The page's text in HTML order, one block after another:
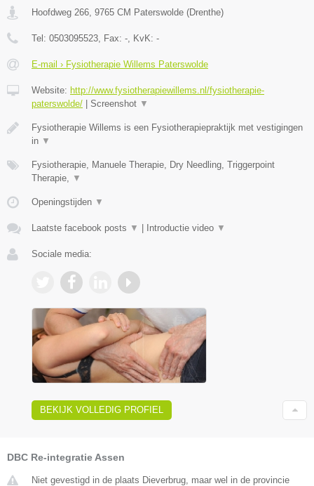
Hoofdweg 266 9765 CM Paterswolde (Drenthe)
Tel: 0503095523 , Fax: - , KvK: -
E-mail › Fysiotherapie Willems Paterswolde
Website: http://www.fysiotherapiewillems.nl/fysiotherapie-
paterswolde/
Screenshot ▼
Fysiotherapie Willems is een Fysiotherapiepraktijk met vestigingen
in ▼
Fysiotherapie, Manuele Therapie, Dry Needling, Triggerpoint
Therapie,
▼
Openingstijden ▼
Laatste facebook posts ▼ Introductie video ▼
Sociale media:
BEKIJK VOLLEDIG PROFIEL
DBC Re-integratie Assen
Niet gevestigd in de plaats Dieverbrug, maar wel in de provincie